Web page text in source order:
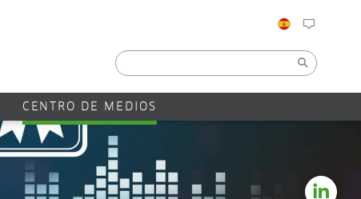
CENTRO DE MEDIOS